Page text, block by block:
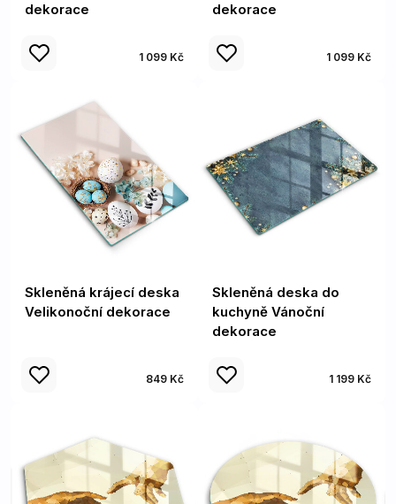
dekorace
1 099 Kč
dekorace
1 099 Kč
Skleněná krájecí deska
Velikonoční dekorace
849 Kč
Skleněná deska do
kuchyně Vánoční
dekorace
1 199 Kč